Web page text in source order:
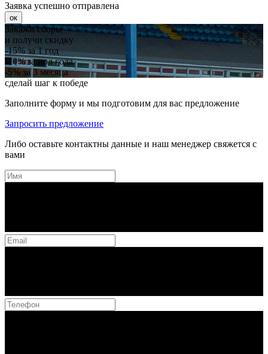
Заявка успешно отправлена
ок
Закажи сборы
и получи скидку
-15%за 1 год
-10%за пол года
-5%за 3 месяца
сделай шаг к победе
Заполните форму и мы подготовим для вас предложение
Запросить предложение
Либо оставьте контактны данные и наш менеджер свяжется с
вами